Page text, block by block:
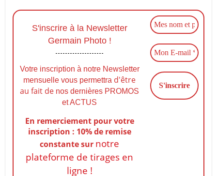
S'inscrire à la Newsletter
Germain Photo !
Votre inscription à notre Newsletter
mensuelle vous permettra d'être
au fait de nos dernières PROMOS
et ACTUS
En remerciement pour votre
inscription : 10% de remise
constantesur notre
plateforme de tirages en
ligne !